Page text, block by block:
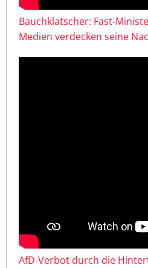
Bauchklatscher: Fast-
Medien verdecken seine
AfD-Verbot durch die